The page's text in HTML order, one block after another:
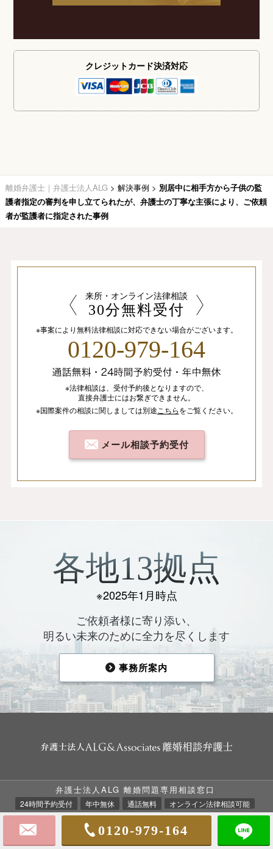
クレジットカード決済対応
離婚弁護士｜弁護士法人ALG > 解決事例 > 別居中に相手方から子供の監
護者指定の審判を申し立てられたが、弁護士の丁寧な主張により、ご依頼
者が監護者に指定された事例
来所・オンライン法律相談
30分無料受付
※事案により無料法律相談に対応できない場合がございます。
0120-979-164
※法律相談は、 受付予約後となりますので、
直接弁護士にはお繋ぎできません。
※国際案件の相談に関しましては別途 こちらをご覧ください。
メール相談予約受付
各地13拠点
※2025年1月時点
ご依頼者様に寄り添い、
明るい未来のために全力を尽くします
事務所案内
法律相談の流れ
ALGの強み
ALGについて
弁護士費用
離婚事例集
お客様の声
事務所案内
弁護士法人ALG 離婚問題専用相談窓口
24時間予約受付 年中無休 通話無料 オンライン法律相談可能
0120-979-164